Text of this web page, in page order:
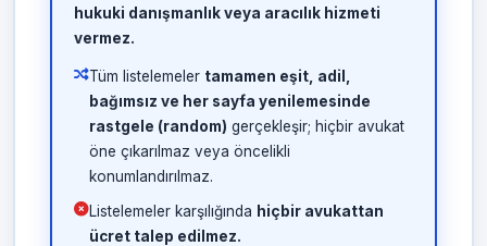
hukuki danışmanlık veya aracılık hizmeti
vermez.
Tüm listelemeler tamamen eşit, adil,
bağımsız ve her sayfa yenilemesinde
rastgele (random) gerçekleşir; hiçbir avukat
öne çıkarılmaz veya öncelikli
konumlandırılmaz.
Listelemeler karşılığında hiçbir avukattan
ücret talep edilmez.